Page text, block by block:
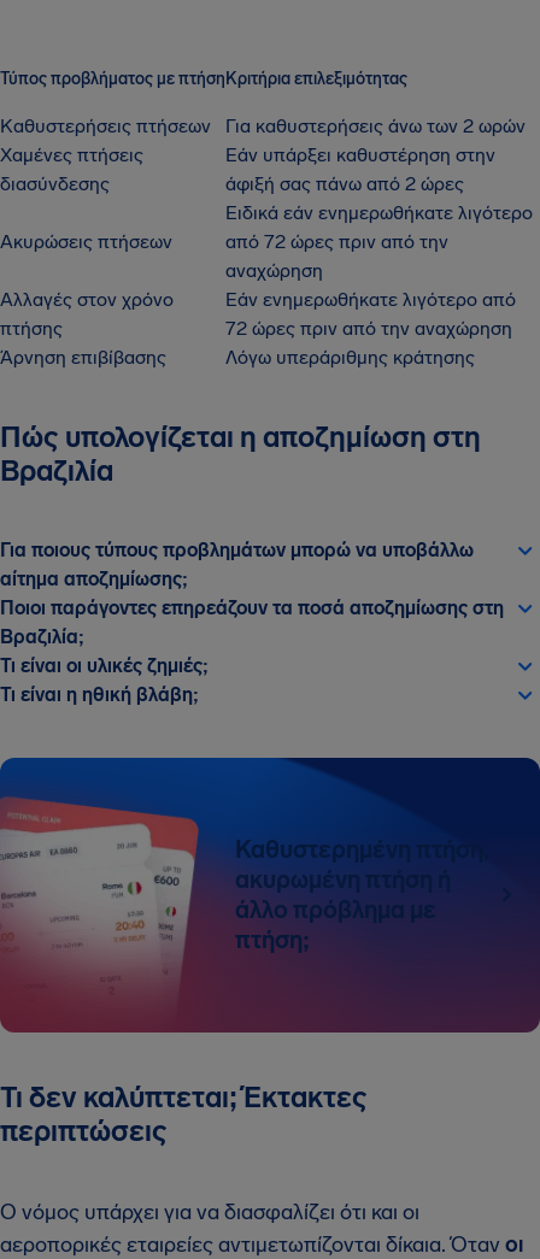
Τύπος προβλήματος με πτήσηΚριτήρια επιλεξιμότητας
Καθυστερήσεις πτήσεων
Για καθυστερήσεις άνω των 2 ωρών
Χαμένες πτήσεις
διασύνδεσης
Εάν υπάρξει καθυστέρηση στην
άφιξή σας πάνω από 2 ώρες
Ακυρώσεις πτήσεων
Ειδικά εάν ενημερωθήκατε λιγότερο
από 72 ώρες πριν από την
αναχώρηση
Αλλαγές στον χρόνο
πτήσης
Εάν ενημερωθήκατε λιγότερο από
72 ώρες πριν από την αναχώρηση
Άρνηση επιβίβασης
Λόγω υπεράριθμης κράτησης
Πώς υπολογίζεται η αποζημίωση στη
Βραζιλία
Για ποιους τύπους προβλημάτων μπορώ να υποβάλλω
αίτημα αποζημίωσης;
Ποιοι παράγοντες επηρεάζουν τα ποσά αποζημίωσης στη
Βραζιλία;
Τι είναι οι υλικές ζημιές;
Τι είναι η ηθική βλάβη;
Καθυστερημένη πτήση,
ακυρωμένη πτήση ή
άλλο πρόβλημα με
πτήση;
Τι δεν καλύπτεται; Έκτακτες
περιπτώσεις
Ο νόμος υπάρχει για να διασφαλίζει ότι και οι
αεροπορικές εταιρείες αντιμετωπίζονται δίκαια. Ότανοι